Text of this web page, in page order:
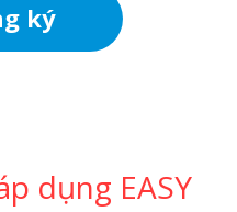
ký
dụng EASY